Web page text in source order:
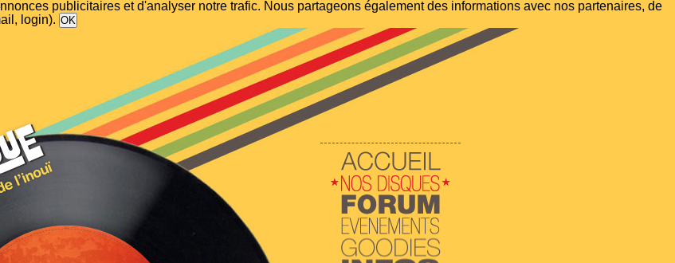
publicitaires et d'analyser notre trafic. Nous partageons également des informations avec nos partenaires, de
login).